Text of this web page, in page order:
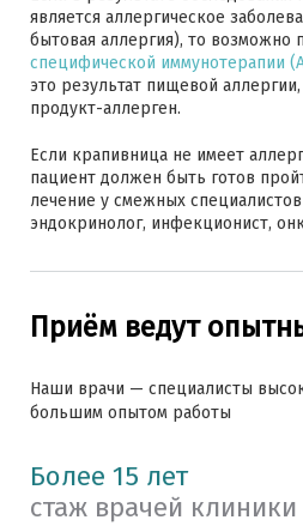
является аллергическое
бытовая аллергия), то возможно
специфической иммунотерапии
это результат пищевой аллергии,
продукт-аллерген.
Если крапивница не имеет
пациент должен быть готов
лечение у смежных специалистов
эндокринолог, инфекционист,
Приём ведут
Наши врачи — специалисты
большим опытом работы
Более 15 лет
стаж врачей клиники